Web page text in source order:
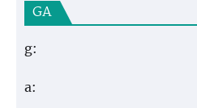
GA
g:
a: